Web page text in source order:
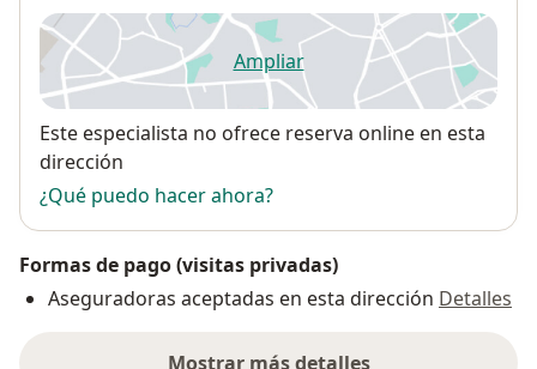
Ampliarse abre en una nueva
Disponibilidad
Este especialista no ofrece reserva online en esta
dirección
¿Qué puedo hacer ahora?
Formas de pago (visitas privadas)
Aseguradoras aceptadas en esta dirección Detalles
Mostrar más detalles